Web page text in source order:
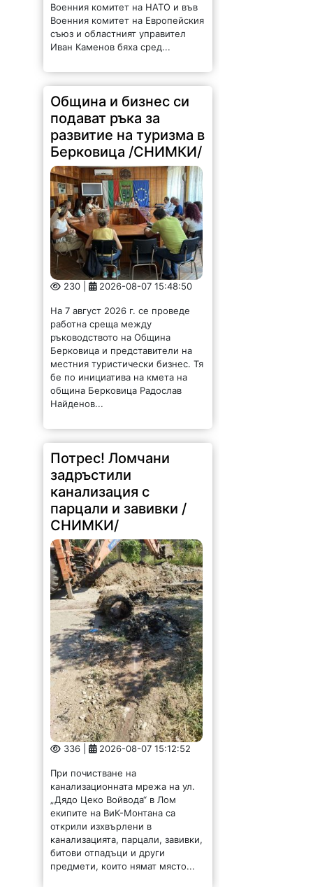
Военния комитет на НАТО и във
Военния комитет на Европейския
съюз и областният управител
Иван Каменов бяха сред...
Община и бизнес си
подават ръка за
развитие на туризма в
Берковица /СНИМКИ/
230 | 2026-08-07 15:48:50
На 7 август 2026 г. се проведе
работна среща между
ръководството на Община
Берковица и представители на
местния туристически бизнес. Тя
бе по инициатива на кмета на
община Берковица Радослав
Найденов...
Потрес! Ломчани
задръстили
канализация с
парцали и завивки /
СНИМКИ/
336 | 2026-08-07 15:12:52
При почистване на
канализационната мрежа на ул.
„Дядо Цеко Войвода“ в Лом
екипите на ВиК-Монтана са
открили изхвърлени в
канализацията, парцали, завивки,
битови отпадъци и други
предмети, които нямат място...